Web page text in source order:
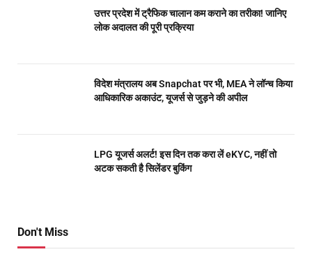
उत्तर प्रदेश में ट्रैफिक चालान कम कराने का तरीका! जानिए
लोक अदालत की पूरी प्रक्रिया
विदेश मंत्रालय अब Snapchat पर भी, MEA ने लॉन्च किया
आधिकारिक अकाउंट, यूजर्स से जुड़ने की अपील
LPG यूजर्स अलर्ट! इस दिन तक करा लें eKYC, नहीं तो
अटक सकती है सिलेंडर बुकिंग
Don't Miss